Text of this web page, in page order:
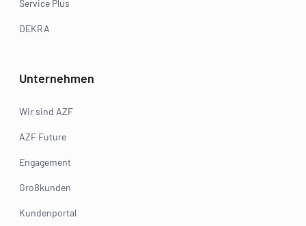
Service Plus
DEKRA
Unternehmen
Wir sind AZF
AZF Future
Engagement
Großkunden
Kundenportal